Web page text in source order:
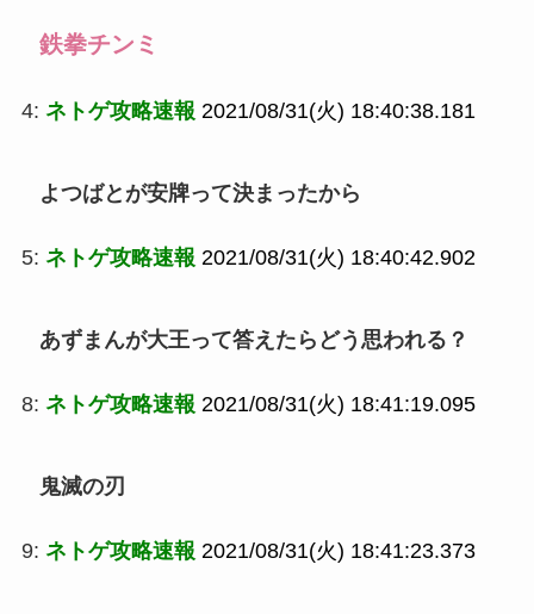
鉄拳チンミ
4: ネトゲ攻略速報 2021/08/31(火) 18:40:38.181
よつばとが安牌って決まったから
5: ネトゲ攻略速報 2021/08/31(火) 18:40:42.902
あずまんが大王って答えたらどう思われる？
8: ネトゲ攻略速報 2021/08/31(火) 18:41:19.095
鬼滅の刃
9: ネトゲ攻略速報 2021/08/31(火) 18:41:23.373